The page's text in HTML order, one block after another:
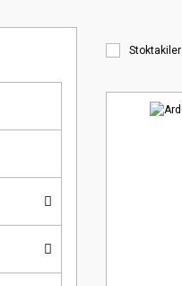
Stoktakiler